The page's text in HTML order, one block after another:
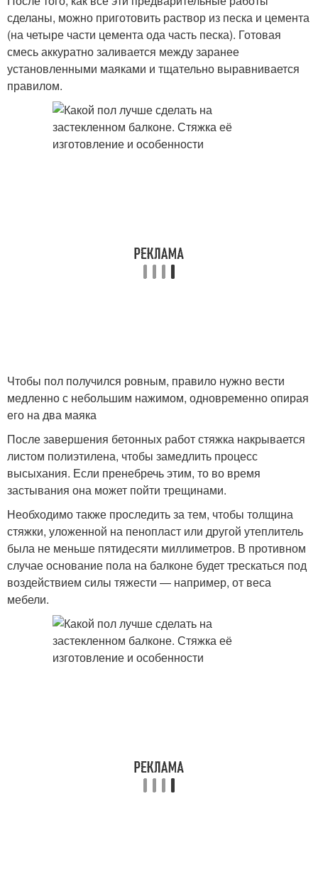
сделаны, можно приготовить раствор из песка и цемента
(на четыре части цемента ода часть песка). Готовая
смесь аккуратно заливается между заранее
установленными маяками и тщательно выравнивается
правилом.
Чтобы пол получился ровным, правило нужно вести
медленно с небольшим нажимом, одновременно опирая
его на два маяка
После завершения бетонных работ стяжка накрывается
листом полиэтилена, чтобы замедлить процесс
высыхания. Если пренебречь этим, то во время
застывания она может пойти трещинами.
Необходимо также проследить за тем, чтобы толщина
стяжки, уложенной на пенопласт или другой утеплитель
была не меньше пятидесяти миллиметров. В противном
случае основание пола на балконе будет трескаться под
воздействием силы тяжести — например, от веса
мебели.